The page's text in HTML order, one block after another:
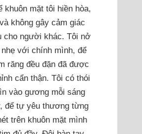
khuôn mặt tôi hiền hòa,
không gây cảm giác
cho người khác. Tôi nở
với chính mình, để
răng đều đặn đã được
cẩn thận. Tôi có thói
vào gương mỗi sáng
để tự yêu thương từng
trên khuôn mặt mình